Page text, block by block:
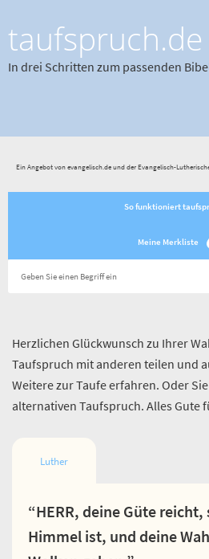
taufspruch.de
In drei Schritten zum passenden
Ein Angebot von evangelisch.de und der Evangelisch-
So funktioniert
Meine Merkliste
Herzlichen Glückwunsch zu Ihrer
Taufspruch mit anderen teilen und
Weitere zur Taufe erfahren. Oder
alternativen Taufspruch. Alles Gute
Luther
“HERR, deine Güte
Himmel ist, und deine